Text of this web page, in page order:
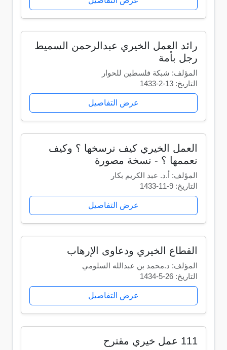
رائد العمل الخيري عبدالرحمن السميط
رجل بأمة
المؤلف: شبكة فلسطين للحوار
التاريخ: 13-2-1433
عرض التفاصيل
العمل الخيري كيف نرسخها ؟ وكيف
نعممها ؟ - نسخة مصورة
المؤلف: أ.د. عبد الكريم بكار
التاريخ: 9-11-1433
عرض التفاصيل
القطاع الخيري ودعاوى الإرهاب
المؤلف: د.محمد بن عبدالله السلومي
التاريخ: 26-5-1434
عرض التفاصيل
111 عمل خيري مقترح